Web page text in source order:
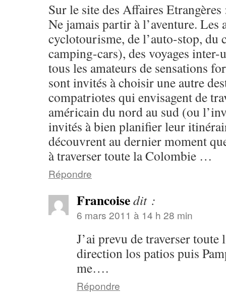
Sur le site des Affaires Etrangères
Ne jamais partir à l’aventure. Les
cyclotourisme, de l’auto-stop, du
camping-cars), des voyages
tous les amateurs de sensations
sont invités à choisir une autre
compatriotes qui envisagent de
américain du nord au sud (ou
invités à bien planifier leur
découvrent au dernier moment
à traverser toute la Colombie …
Répondre
Francoisedit :
6 mars 2011 à 14 h 28 min
J’ai prevu de traverser
direction los patios puis
me….
Répondre